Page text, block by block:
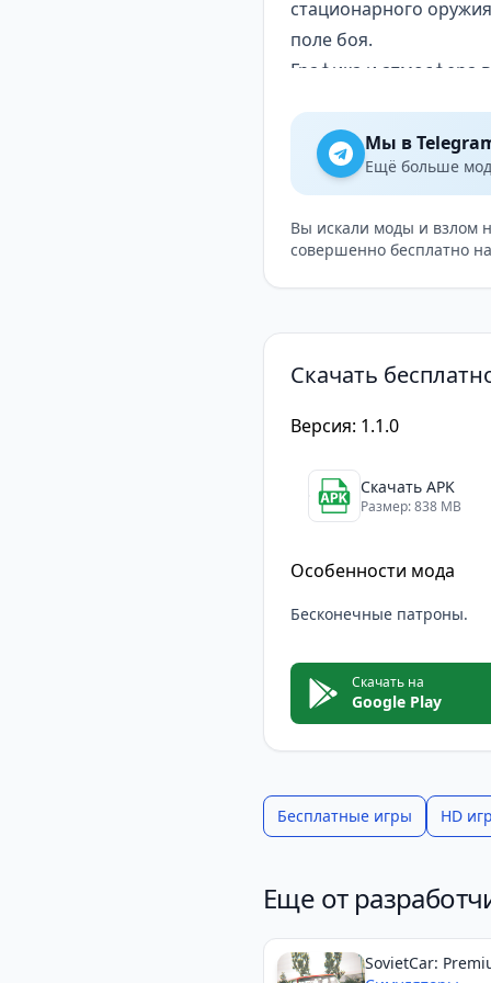
стационарного
поле боя.
Графика и атмосфера
Детализированные
анимация создают
стрельба, взрывы,
Обновленная версия
плавную анимацию,
Ключевые
Тактический подход к
Разнообразные
Возможность играть
Эта игра станет
тактику,Europe Front:
Мы в
Ещё больше
Вы искали моды и взлом
совершенно бесплатно
Скачать
Версия: 1.1.0
Скачать APK
Размер: 838 MB
Особенности мода
Бесконечные патроны.
Скачать на
Google Play
Бесплатные игры HD
Еще от
SovietCar: